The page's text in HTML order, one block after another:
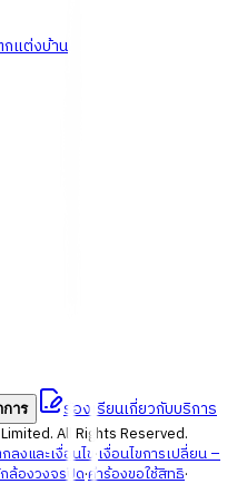
กแต่งบ้าน
การ ร้องเรียนเกี่ยวกับบริการ
All Rights Reserved.
ลงและเงื่อนไข·เงื่อนไขการเปลี่ยน –
ล้องวงจรปิด·คำร้องขอใช้สิทธิ·